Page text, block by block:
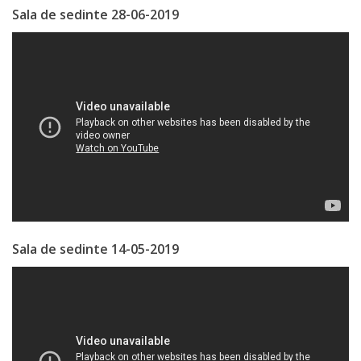
şi
Specialist
în
Problemele
şi
Sportului
Planificare,
Sala de sedinte 28-06-2019
Sala de sedinte 14-05-2019